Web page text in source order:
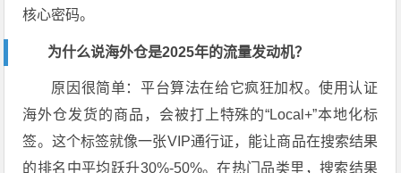
核心密码。
为什么说海外仓是2025年的流量发动机？
原因很简单：平台算法在给它疯狂加权。使用认证
海外仓发货的商品，会被打上特殊的“Local+”本地化标
签。这个标签就像一张VIP通行证，能让商品在搜索结果
的排名中平均跃升30%-50%。在热门品类里，搜索结果